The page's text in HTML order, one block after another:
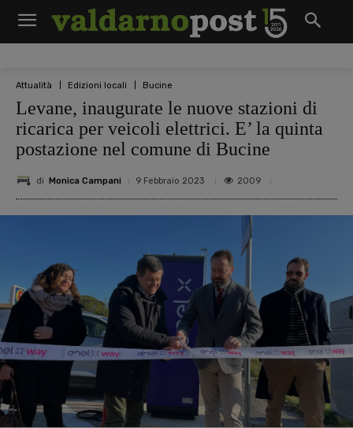
Attualità Edizioni locali Bucine
Levane, inaugurate le nuove stazioni di
ricarica per veicoli elettrici. E’ la quinta
postazione nel comune di Bucine
di Monica Campani 9 Febbraio 2023 2009